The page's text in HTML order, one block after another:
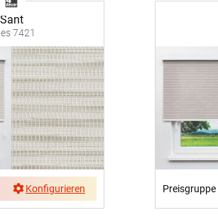
Sant
7421
Konfigurieren Preisgruppe